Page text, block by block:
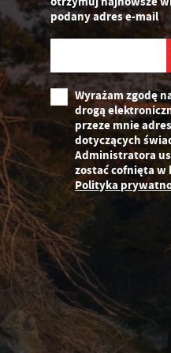
podany adres e-mail
Wyrażam zgodę
drogą
przeze mnie
dotyczących
Administratora
zostać cofnięta w
Polityka
przeglądanej
stronach
dostawców
nasze treści w